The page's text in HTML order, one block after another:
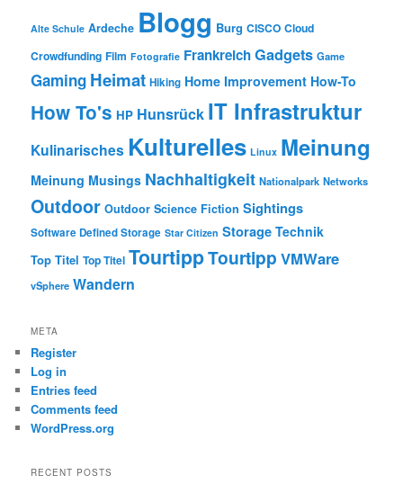
Alte Schule Ardeche Blogg Burg CISCO Cloud
Crowdfunding Film Fotografie FrankreichGadgets Game
Gaming Heimat Hiking Home Improvement How-To
How To's HP Hunsrück IT Infrastruktur
Kulinarisches Kulturelles Linux Meinung
Meinung Musings Nachhaltigkeit Nationalpark Networks
Outdoor Outdoor Science Fiction Sightings
Software Defined Storage Star Citizen Storage Technik
Top Titel Top Titel TourtippTourtipp VMWare
vSphere Wandern
META
Register
Log in
Entries feed
Comments feed
WordPress.org
RECENT POSTS